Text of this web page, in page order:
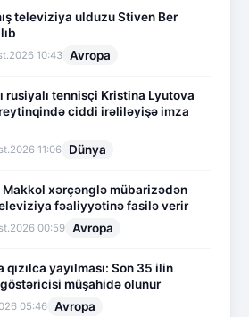
televiziya ulduzu Stiven Ber
10:43 Avropa
rusiyalı tennisçi Kristina Lyutova
ciddi irəliləyişə imza
11:06 Dünya
Makkol xərçənglə mübarizədən
fəaliyyətinə fasilə verir
00:59 Avropa
qızılca yayılması: Son 35 ilin
müşahidə olunur
05:46 Avropa